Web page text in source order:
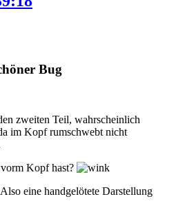
Bug
zweiten Teil, wahrscheinlich
im Kopf rumschwebt nicht
Kopf hast?
eine handgelötete Darstellung